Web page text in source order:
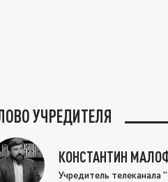
УЧРЕДИТЕЛЯ
КОНСТАНТИН
Учредитель телеканала